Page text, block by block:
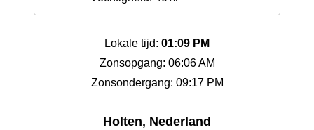
Lokale tijd: 01:09 PM
Zonsopgang: 06:06 AM
Zonsondergang: 09:17 PM
Holten, Nederland